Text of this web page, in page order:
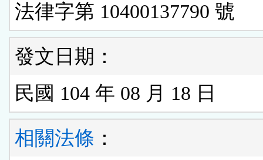
法律字第 10400137790 號
發文日期：
民國 104 年 08 月 18 日
相關法條 ：